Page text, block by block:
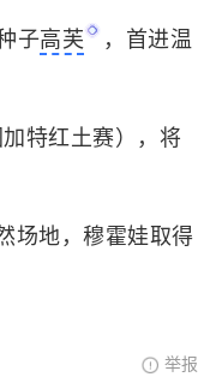
子高芙
，首进温
特红土赛），将
场地，穆霍娃取得
举报